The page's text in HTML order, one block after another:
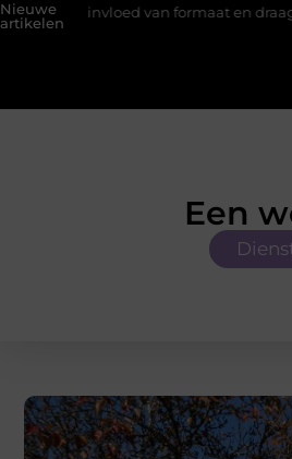
Nieuwe
artikelen
formaat en draagbaarheid op het
Een